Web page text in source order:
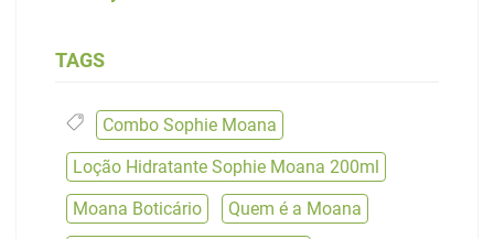
TAGS
Combo Sophie Moana
Loção Hidratante Sophie Moana 200ml
Moana Boticário
Quem é a Moana